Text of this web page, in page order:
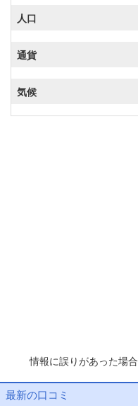
人口
通貨
気候
情報に誤りがあった場合
最新の口コミ